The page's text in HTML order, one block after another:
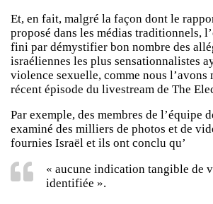
Et, en fait, malgré la façon dont le
proposé dans les médias traditionnels,
fini par démystifier bon nombre des
israéliennes les plus sensationnalistes
violence sexuelle, comme nous l’avons
récent épisode du livestream de The
Par exemple, des membres de l’équipe
examiné des milliers de photos et de
fournies Israël et ils ont conclu qu’
« aucune indication tangible de
identifiée ».